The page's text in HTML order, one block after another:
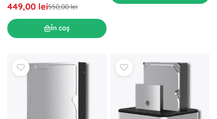
449,00 lei550,00 lei
În coș